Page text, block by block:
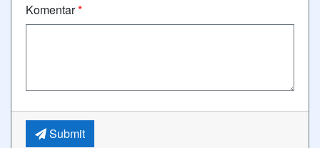
Komentar*
Submit